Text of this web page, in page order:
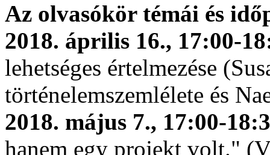
Az olvasókör témái és
2018. április 16., 17:00-
lehetséges értelmezése
történelemszemlélete és
2018. május 7., 17:00-
hanem egy projekt volt."